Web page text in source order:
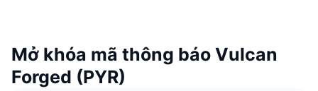
Mở khóa mã thông báo Vulcan
Forged (PYR)